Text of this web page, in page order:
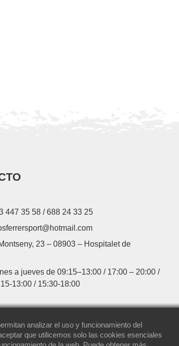
447 35 58 /688 24 33 25
23 – 08903 – Hospitalet de
a jueves de 09:15–13:00 / 17:00 – 20:00 /
13:00 / 15:30-18:00
analizar el uso y funcionamiento del
que utilicemos solo las cookies esenciales